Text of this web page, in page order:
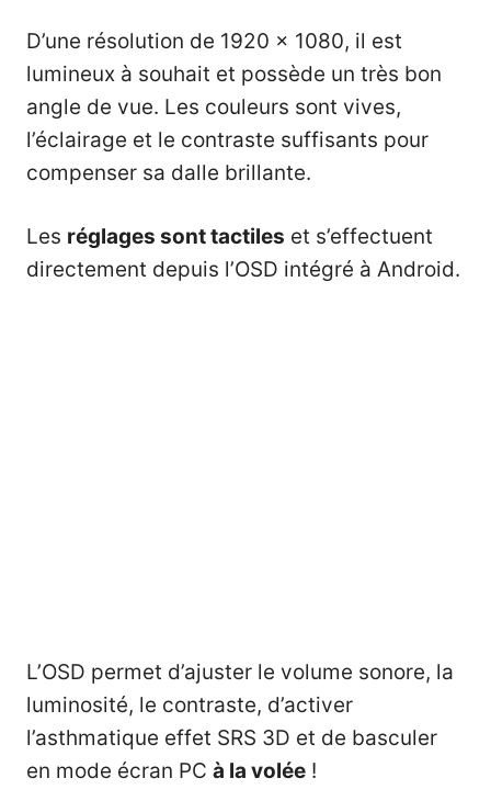
D’une résolution de 1920 x 1080, il est
lumineux à souhait et possède un très bon
angle de vue. Les couleurs sont vives,
l’éclairage et le contraste suffisants pour
compenser sa dalle brillante.
Les réglages sont tactiles et s’effectuent
directement depuis l’OSD intégré à Android.
L’OSD permet d’ajuster le volume sonore, la
luminosité, le contraste, d’activer
l’asthmatique effet SRS 3D et de basculer
en mode écran PC à la volée !